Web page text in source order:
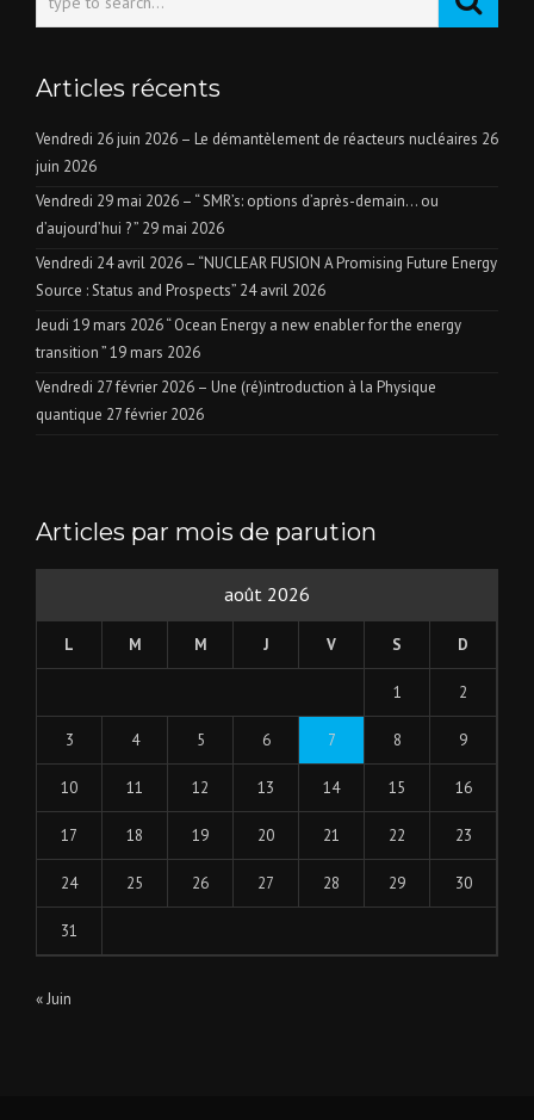
Articles récents
Vendredi 26 juin 2026 – Le démantèlement de réacteurs nucléaires 26
juin 2026
Vendredi 29 mai 2026 – “ SMR’s: options d’après-demain… ou
d’aujourd’hui ? ” 29 mai 2026
Vendredi 24 avril 2026 – “NUCLEAR FUSION A Promising Future Energy
Source : Status and Prospects” 24 avril 2026
Jeudi 19 mars 2026 “ Ocean Energy a new enabler for the energy
transition ”19 mars 2026
Vendredi 27 février 2026 – Une (ré)introduction à la Physique
quantique 27 février 2026
Articles par mois de parution
août 2026
L M M J V S D
1 2
3 4 5 6 7 8 9
10 11 12 13 14 15 16
17 18 19 20 21 22 23
24 25 26 27 28 29 30
31
« Juin